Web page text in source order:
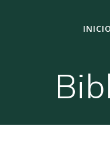
INICIO